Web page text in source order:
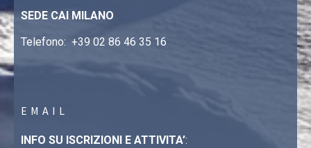
SEDE CAI MILANO
Telefono: +39 02 86 46 35 16
EMAIL
INFO SU ISCRIZIONI E ATTIVITA’: